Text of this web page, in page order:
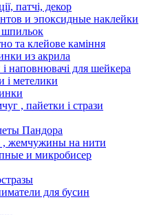
патчі, декор
и эпоксидные наклейки
шпильок
та клейове каміння
из акрила
наповнювачі для шейкера
і метелики
, пайетки і стрази
Пандора
, жемчужины на нити
и микробисер
для бусин